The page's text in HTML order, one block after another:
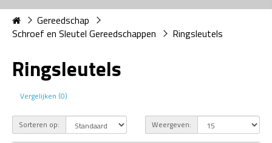
Gereedschap
Schroef en Sleutel Gereedschappen
Ringsleutels
Ringsleutels
Vergelijken (0)
Sorteren op: Weergeven: